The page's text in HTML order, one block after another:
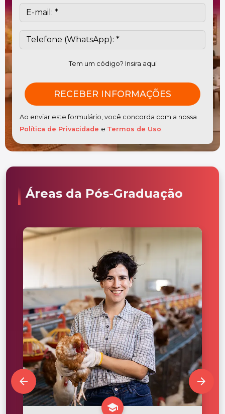
Tem um código? Insira aqui
Ao enviar este formulário, você concorda com a nossa
Política de Privacidade e Termos de Uso.
Áreas da Pós-Graduação
school
arrow_forward
arrow_back